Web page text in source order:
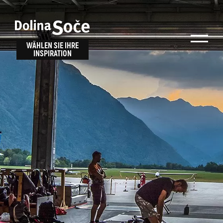
WÄHLEN SIE IHRE
INSPIRATION
Inspiration
finden
Finden Sie Aktivitäten, Attraktionen und
Unterhaltungsmöglichkeiten im Soča-Tal
oder wählen Sie aus unseren Reisetipps.
Suche...
Wählen Sie ein
Erlebnis
TOLMINER KLAMMEN JAVORCA
RIVER PASS JULIANA TRAIL
ALPE ADRIA TRAIL